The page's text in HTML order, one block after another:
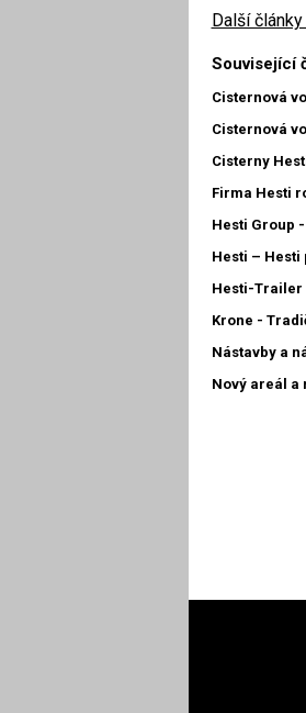
Další
Související
Cisternová
Cisternová
Cisterny
Firma Hesti
Hesti Group
Hesti – Hesti
Hesti-Trailer
Krone -
Nástavby a
Nový areál a